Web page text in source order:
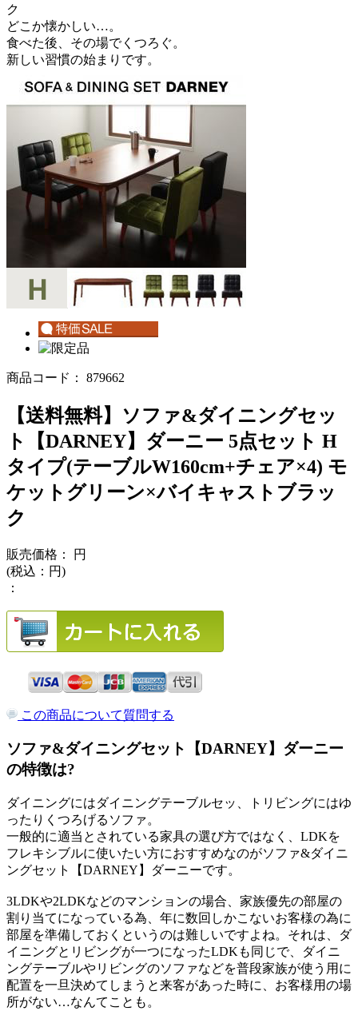
ク
どこか懐かしい…。
食べた後、その場でくつろぐ。
新しい習慣の始まりです。
商品コード： 879662
【送料無料】ソファ&ダイニングセッ
ト【DARNEY】ダーニー 5点セット H
タイプ(テーブルW160cm+チェア×4) モ
ケットグリーン×バイキャストブラッ
ク
販売価格：
円
(税込： 円)
：
この商品について質問する
ソファ&ダイニングセット【DARNEY】ダーニー
の特徴は?
ダイニングにはダイニングテーブルセッ、トリビングにはゆ
ったりくつろげるソファ。
一般的に適当とされている家具の選び方ではなく、LDKを
フレキシブルに使いたい方におすすめなのがソファ&ダイニ
ングセット【DARNEY】ダーニーです。
3LDKや2LDKなどのマンションの場合、家族優先の部屋の
割り当てになっている為、年に数回しかこないお客様の為に
部屋を準備しておくというのは難しいですよね。それは、ダ
イニングとリビングが一つになったLDKも同じで、ダイニ
ングテーブルやリビングのソファなどを普段家族が使う用に
配置を一旦決めてしまうと来客があった時に、お客様用の場
所がない…なんてことも。